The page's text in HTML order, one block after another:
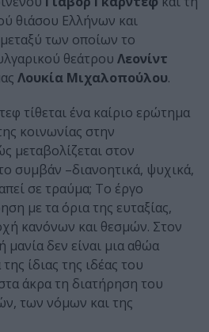
θιάσου Ελλήνων και
των οποίων το
θεάτρου Λεονίντ
Λουκία Μιχαλοπούλου.
τίθεται ένα καίριο ερώτημα
κοινωνίας στην
μεταβολίζεται στον
συμβάν –διανοητικά, ψυχικά,
σε τραύμα; Το έργο
με τα όρια της ευταξίας,
κανόνων και θεσμών. Στον
μανία δεν είναι μια αθώα
ίδιας της ιδέας του
άκρα τη διατήρηση του
των νόμων και της